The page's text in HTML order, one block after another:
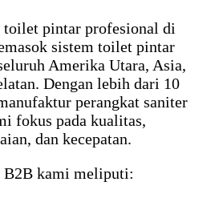
toilet pintar profesional di
sistem toilet pintar
Amerika Utara, Asia,
Dengan lebih dari 10
perangkat saniter
fokus pada kualitas,
dan kecepatan.
B2B kami meliputi: